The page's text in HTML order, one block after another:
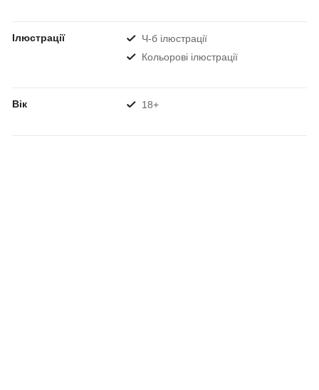
Ілюстрації
Ч-б ілюстрації
Кольорові ілюстрації
Вік 18+